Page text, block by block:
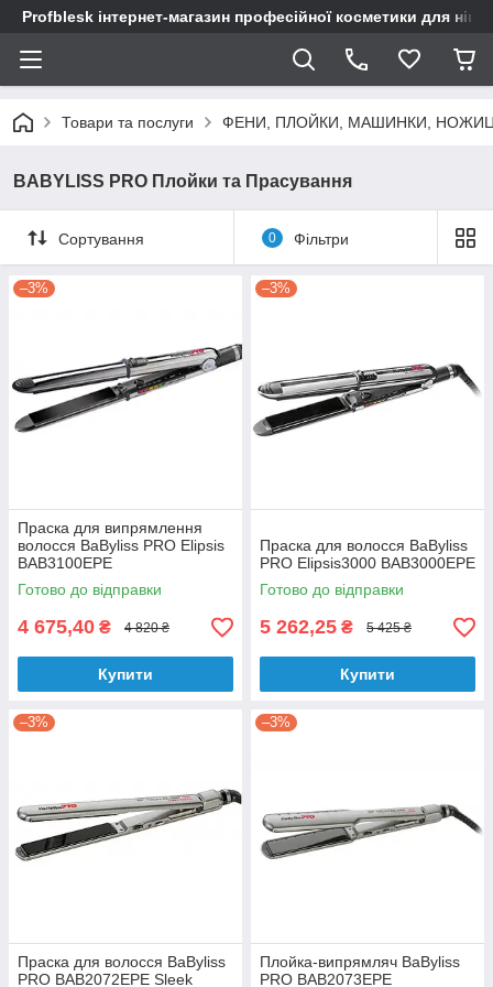
Profblesk інтернет-магазин професійної косметики для
Товари та послуги ФЕНИ, ПЛОЙКИ, МАШИНКИ,
BABYLISS PRO Плойки та Прасування
Сортування 0 Фільтри
–3%
Праска для випрямлення
волосся BaByliss PRO Elipsis
BAB3100EPE
Готово до відправки
4 675,40 ₴ 4 820 ₴
Купити
–3%
Праска для волосся BaByliss
PRO Elipsis3000 BAB3000EPE
Готово до відправки
5 262,25 ₴ 5 425 ₴
Купити
–3%
Праска для волосся BaByliss
PRO BAB2072EPE Sleek
–3%
Плойка-випрямляч BaByliss
PRO BAB2073EPE